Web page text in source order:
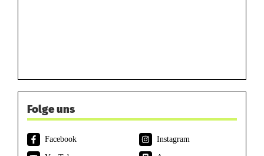
Folge uns
Facebook
Instagram